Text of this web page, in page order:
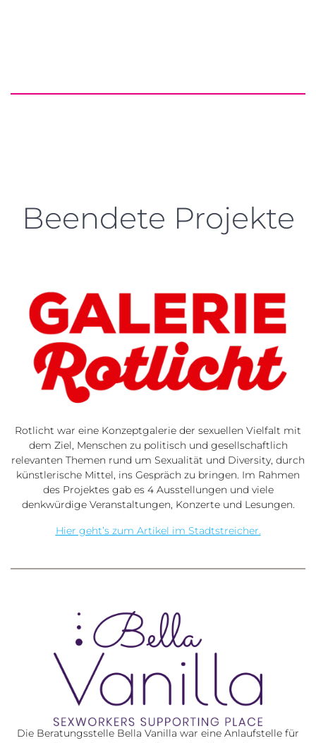
Beendete Projekte
Rotlicht war eine Konzeptgalerie der sexuellen Vielfalt mit
dem Ziel, Menschen zu politisch und gesellschaftlich
relevanten Themen rund um Sexualität und Diversity, durch
künstlerische Mittel, ins Gespräch zu bringen. Im Rahmen
des Projektes gab es 4 Ausstellungen und viele
denkwürdige Veranstaltungen, Konzerte und Lesungen.
Hier geht’s zum Artikel im Stadtstreicher.
Die Beratungsstelle Bella Vanilla war eine Anlaufstelle für